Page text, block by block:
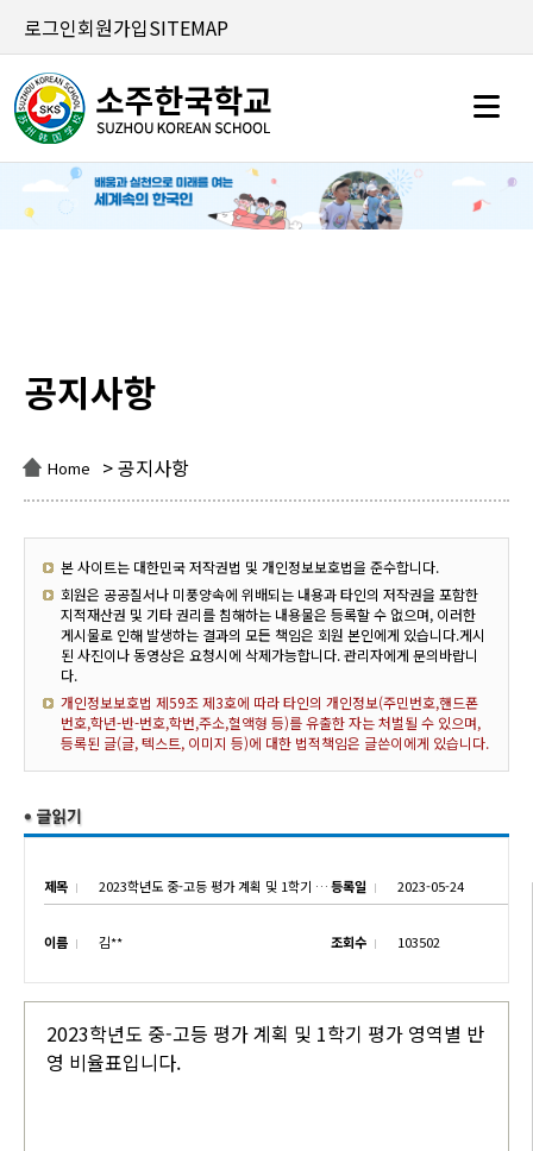
로그인회원가입SITEMAP
공지사항
Home > 공지사항
본 사이트는 대한민국 저작권법 및 개인정보보호법을 준수합니다.
회원은 공공질서나 미풍양속에 위배되는 내용과 타인의 저작권을 포함한
지적재산권 및 기타 권리를 침해하는 내용물은 등록할 수 없으며, 이러한
게시물로 인해 발생하는 결과의 모든 책임은 회원 본인에게 있습니다.게시
된 사진이나 동영상은 요청시에 삭제가능합니다. 관리자에게 문의바랍니
다.
개인정보보호법 제59조 제3호에 따라 타인의 개인정보(주민번호,핸드폰
번호,학년-반-번호,학번,주소,혈액형 등)를 유출한 자는 처벌될 수 있으며,
등록된 글(글, 텍스트, 이미지 등)에 대한 법적책임은 글쓴이에게 있습니다.
제목 2023학년도 중-고등 평가 계획 및 1학기 평가 영역별 반영 비율표등록일 2023-05-24
이름 김** 조회수 103502
2023학년도 중-고등 평가 계획 및 1학기 평가 영역별 반
영 비율표입니다.